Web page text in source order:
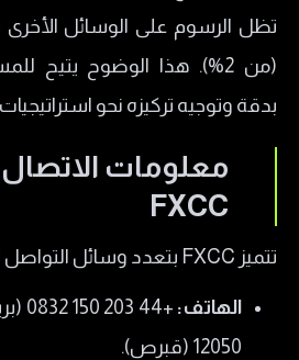
تظل الرسوم على الوسائل
(من 2%). هذا الوضوح يتيح
بدقة وتوجيه تركيزه نحو
معلومات
FXCC
تتميز FXCC بتعدد وسائل التواصل لضمان جودة الخدمة:
الهاتف:
12050 (قبرص).